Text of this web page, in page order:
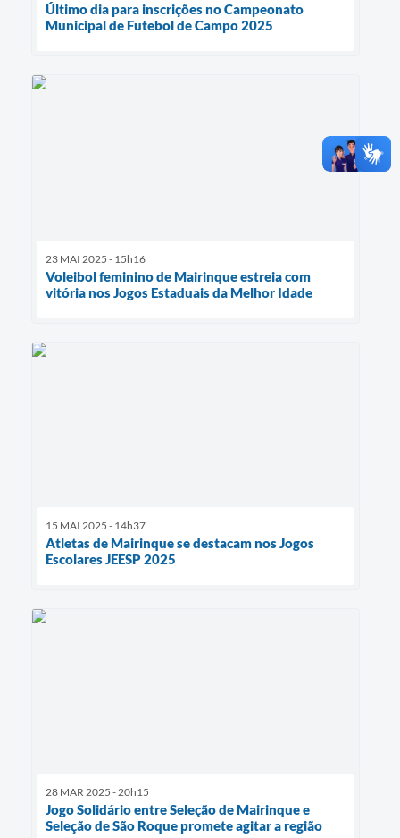
Último dia para inscrições no Campeonato
Municipal de Futebol de Campo 2025
23 MAI 2025 - 15h16
Voleibol feminino de Mairinque estreia com
vitória nos Jogos Estaduais da Melhor Idade
15 MAI 2025 - 14h37
Atletas de Mairinque se destacam nos Jogos
Escolares JEESP 2025
28 MAR 2025 - 20h15
Jogo Solidário entre Seleção de Mairinque e
Seleção de São Roque promete agitar a região